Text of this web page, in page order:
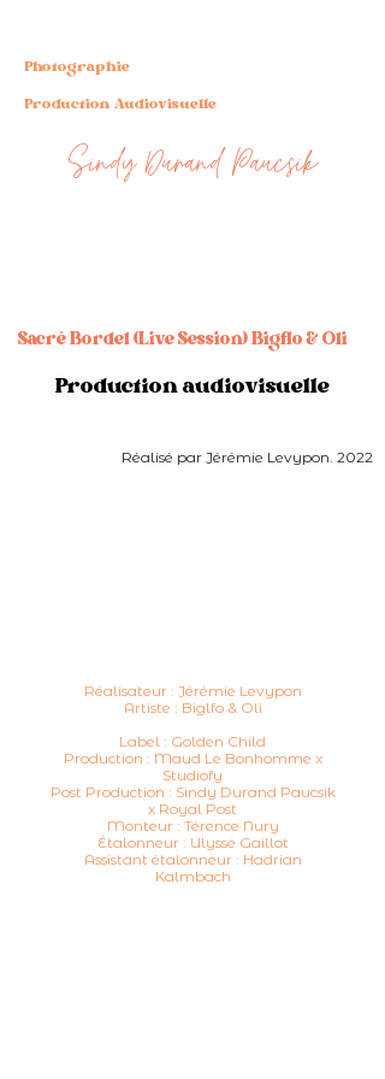
Photographie
Production Audiovisuelle
Sindy Durand Paucsik
Sacré Bordel (Live Session) Bigflo & Oli
Production audiovisuelle
Réalisé par Jérémie Levypon. 2022
Réalisateur : Jérémie Levypon
Artiste : Biglfo & Oli
Label : Golden Child
Production : Maud Le Bonhomme x
Studiofy
Post Production : Sindy Durand Paucsik
x Royal Post
Monteur : Térence Nury
Étalonneur : Ulysse Gaillot
Assistant étalonneur : Hadrian
Kalmbach